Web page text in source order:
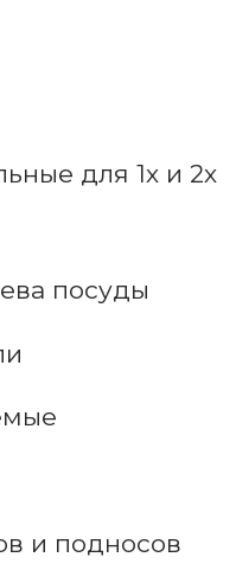
для 1х и 2х
посуды
и подносов